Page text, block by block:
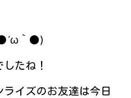
｀●)
たね！
イズのお友達は今日